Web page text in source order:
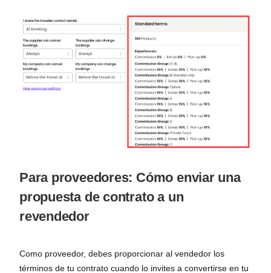
Para proveedores: Cómo enviar una
propuesta de contrato a un
revendedor
Como proveedor, debes proporcionar al vendedor los
términos de tu contrato cuando lo invites a convertirse en tu